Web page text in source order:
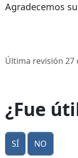
Agradecemos
Última revisión 27
¿Fue
Sí No